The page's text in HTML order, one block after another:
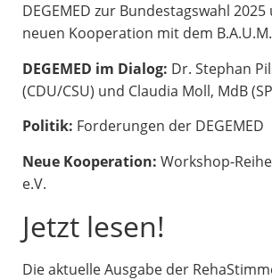
DEGEMED zur Bundestagswahl
neuen Kooperation mit dem
DEGEMED im Dialog: Dr. Stephan
(CDU/CSU) und Claudia Moll, MdB
Politik: Forderungen der DEGEMED
Neue Kooperation: Workshop-
e.V.
Jetzt lesen!
Die aktuelle Ausgabe der